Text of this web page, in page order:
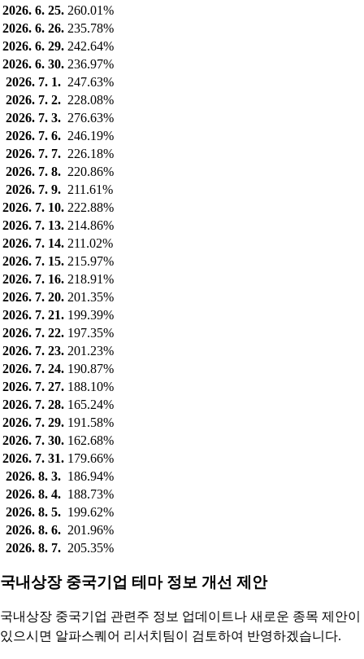
2026. 6. 25. 260.01%
2026. 6. 26. 235.78%
2026. 6. 29. 242.64%
2026. 6. 30. 236.97%
2026. 7. 1. 247.63%
2026. 7. 2. 228.08%
2026. 7. 3. 276.63%
2026. 7. 6. 246.19%
2026. 7. 7. 226.18%
2026. 7. 8. 220.86%
2026. 7. 9. 211.61%
2026. 7. 10. 222.88%
2026. 7. 13. 214.86%
2026. 7. 14. 211.02%
2026. 7. 15. 215.97%
2026. 7. 16. 218.91%
2026. 7. 20. 201.35%
2026. 7. 21. 199.39%
2026. 7. 22. 197.35%
2026. 7. 23. 201.23%
2026. 7. 24. 190.87%
2026. 7. 27. 188.10%
2026. 7. 28. 165.24%
2026. 7. 29. 191.58%
2026. 7. 30. 162.68%
2026. 7. 31. 179.66%
2026. 8. 3. 186.94%
2026. 8. 4. 188.73%
2026. 8. 5. 199.62%
2026. 8. 6. 201.96%
2026. 8. 7. 205.35%
국내상장 중국기업 테마 정보 개선 제안
국내상장 중국기업 관련주 정보 업데이트나 새로운 종목 제안이
있으시면 알파스퀘어 리서치팀이 검토하여 반영하겠습니다.